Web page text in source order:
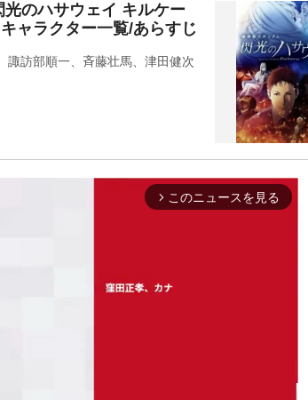
のハサウェイ キルケー
ャラクター一覧/あらすじ
諏訪部順一、斉藤壮馬、津田健次
arrow_forward_ios このニュースを見る